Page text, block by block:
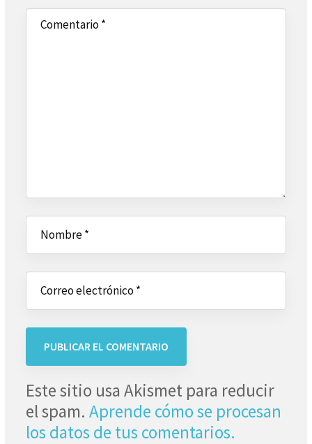
Este sitio usa Akismet para reducir
el spam. Aprende cómo se procesan
los datos de tus comentarios.